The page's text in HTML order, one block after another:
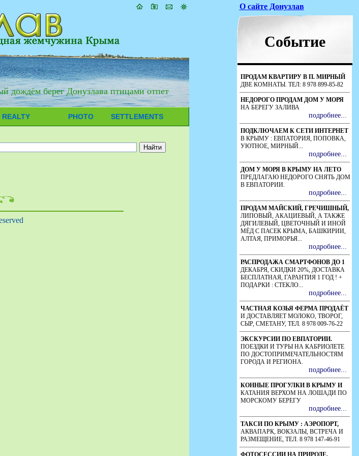
дождём берег Донузлава птицами отпет
REALTY PHOTO SETTLEMENTS